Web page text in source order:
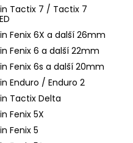
Tactix 7 / Tactix 7
Fenix 6X a další 26mm
Fenix 6 a další 22mm
Fenix 6s a další 20mm
Enduro / Enduro 2
Tactix Delta
Fenix 5X
Fenix 5